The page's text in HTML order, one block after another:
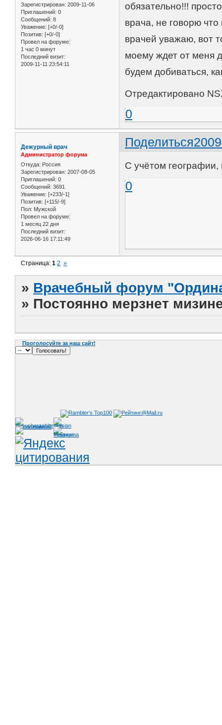
Зарегистрирован: 2009-11-06
Приглашений: 0
Сообщений: 8
Уважение: [+0/-0]
Позитив: [+0/-0]
Провел на форуме:
1 час 0 минут
Последний визит:
2009-11-11 23:54:11
обязательно!!!
врача, не говорю что
врачей уважаю, вот
моему ждет от меня
будем добиваться,
Отредактировано
0
Поделиться
Дежурный врач
Администратор форума
Откуда: Россия
Зарегистрирован: 2007-08-05
Приглашений: 0
Сообщений: 3691
Уважение: [+233/-1]
Позитив: [+115/-9]
Пол: Мужской
Провел на форуме:
1 месяц 22 дня
Последний визит:
2026-06-16 17:11:49
С учётом
0
Страница:1 2 »
» Врачебный форум
» Постоянно мерзнет
Проголосуйте за наш сайт!